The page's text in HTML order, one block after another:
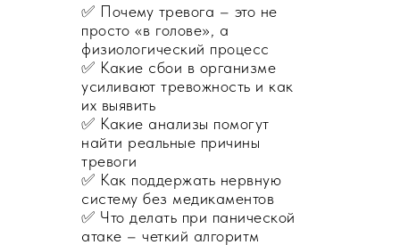
✅ Почему тревога – это не
просто «в голове», а
физиологический процесс
✅ Какие сбои в организме
усиливают тревожность и как
их выявить
✅ Какие анализы помогут
найти реальные причины
тревоги
✅ Как поддержать нервную
систему без медикаментов
✅ Что делать при панической
атаке – четкий алгоритм